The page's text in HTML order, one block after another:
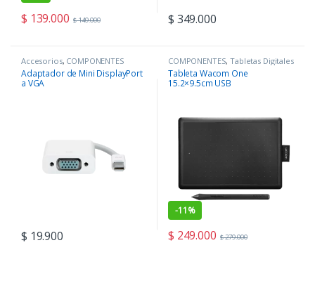
$ 139.000 $149.000 $ 349.000
Accesorios, COMPONENTES
Adaptador de Mini DisplayPort
a VGA
$ 19.900
COMPONENTES,Tabletas Digitales
Tableta Wacom One
15.2×9.5cm USB
-11%
$ 249.000 $279.000